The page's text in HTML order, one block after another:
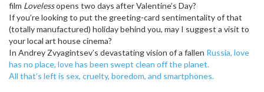
film Lovelessopens two days after Valentine’s Day?
If you’re looking to put the greeting-card sentimentality of that
(totally manufactured) holiday behind you, may I suggest a visit to
your local art house cinema?
In Andrey Zvyagintsev’s devastating vision of a fallen Russia, love
has no place, love has been swept clean off the planet.
All that’s left is sex, cruelty, boredom, and smartphones.